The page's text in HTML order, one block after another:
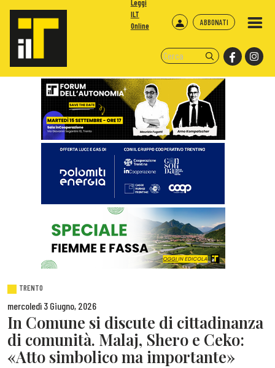
ABBONATI
Leggi
ILT
Online
TRENTO
mercoledì 3 Giugno, 2026
In Comune si discute di cittadinanza
di comunità. Malaj, Shero e Ceko:
«Atto simbolico ma importante»